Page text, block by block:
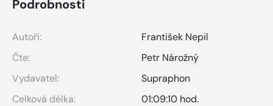
Podrobnosti
Autoři:
František Nepil
Čte:
Petr Nárožný
Vydavatel:
Supraphon
Celková délka:
01:09:10 hod.